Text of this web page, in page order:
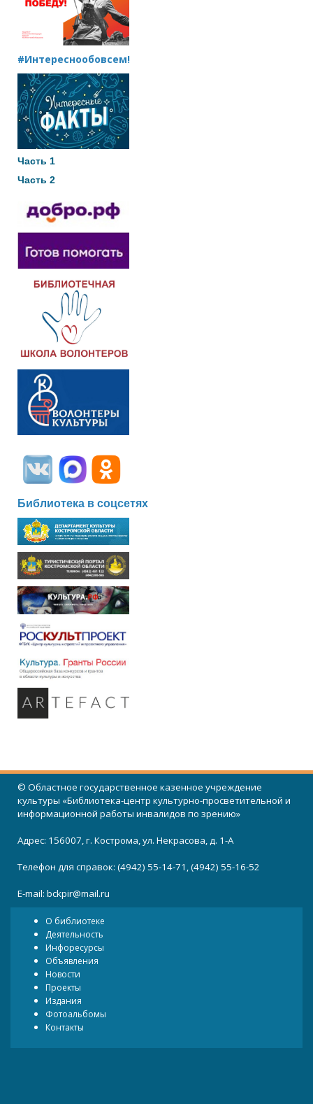
#Интереснообовсем!
Часть 1
Часть 2
Библиотека в соцсетях
© Областное государственное казенное учреждение
культуры «Библиотека-центр культурно-просветительной и
информационной работы инвалидов по зрению»
Адрес: 156007, г. Кострома, ул. Некрасова, д. 1-А
Телефон для справок: (4942) 55-14-71, (4942) 55-16-52
E-mail: bckpir@mail.ru
О библиотеке
Деятельность
Инфоресурсы
Объявления
Новости
Проекты
Издания
Фотоальбомы
Контакты